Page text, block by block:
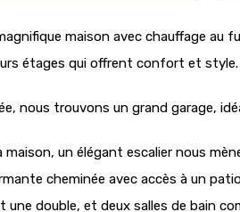
maison avec chauffage au
étages qui offrent confort et style.
nous trouvons un grand garage,
un élégant escalier nous
cheminée avec accès à un
double, et deux salles de bain